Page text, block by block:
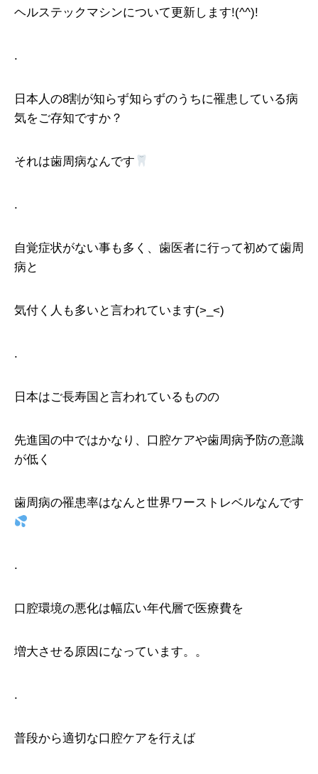
ヘルステックマシンについて更新します!(^^)!
.
日本人の8割が知らず知らずのうちに罹患している病
気をご存知ですか？
それは歯周病なんです
.
自覚症状がない事も多く、歯医者に行って初めて歯周
病と
気付く人も多いと言われています(>_<)
.
日本はご長寿国と言われているものの
先進国の中ではかなり、口腔ケアや歯周病予防の意識
が低く
歯周病の罹患率はなんと世界ワーストレベルなんです
.
口腔環境の悪化は幅広い年代層で医療費を
増大させる原因になっています。。
.
普段から適切な口腔ケアを行えば